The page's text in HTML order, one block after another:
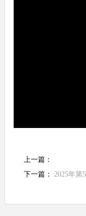
上一篇：
下一篇： 2025年第